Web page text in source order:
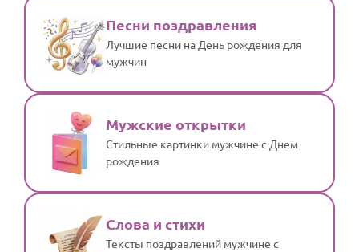
Песни поздравления
Лучшие песни на День рождения для
мужчин
Мужские открытки
Стильные картинки мужчине с Днем
рождения
Слова и стихи
Тексты поздравлений мужчине с